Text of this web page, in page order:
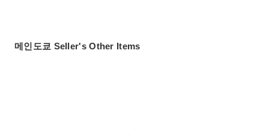
메인도쿄 Seller's Other Items